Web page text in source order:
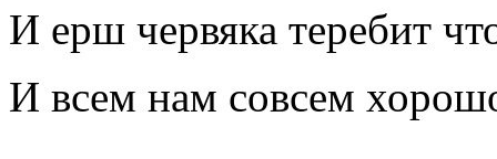
И ерш червяка теребит
И всем нам совсем